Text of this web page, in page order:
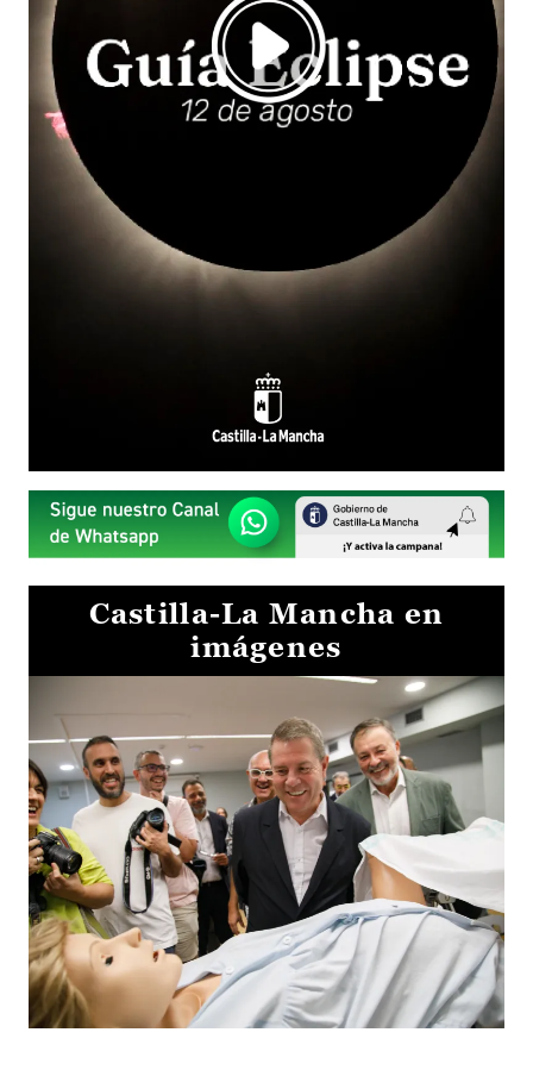
Castilla-La Mancha en
imágenes